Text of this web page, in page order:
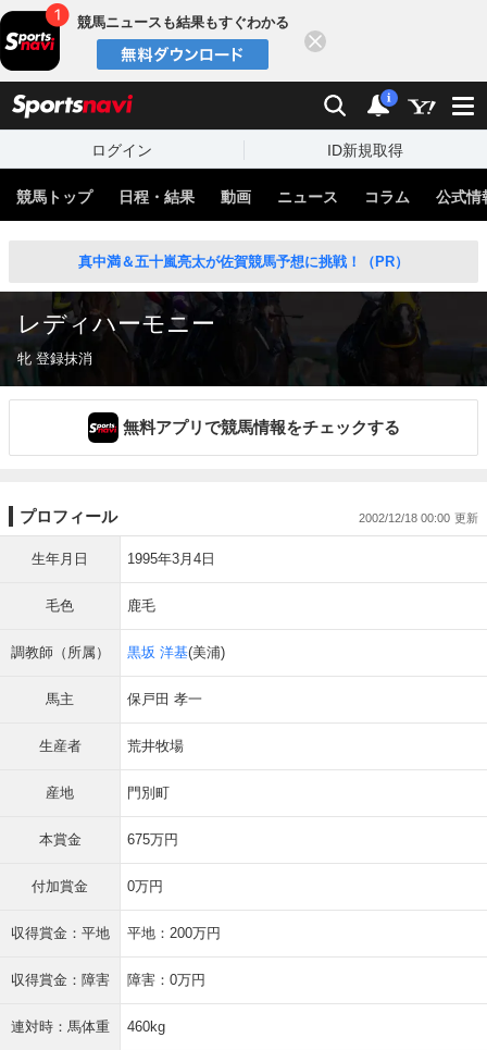
競馬ニュースも結果もすぐわかる
検索 通知
i
ログイン ID新規取得
競馬トップ 日程・結果 動画 ニュース コラム 公式情
真中満＆五十嵐亮太が佐賀競馬予想に挑戦！（PR）
レディハーモニー
牝 登録抹消
無料アプリで競馬情報をチェックする
プロフィール 2002/12/18 00:00
生年月日 1995年3月4日
毛色 鹿毛
調教師（所属） 黒坂 洋基(美浦)
馬主 保戸田 孝一
生産者 荒井牧場
産地 門別町
本賞金 675万円
付加賞金 0万円
収得賞金：平地 平地：200万円
収得賞金：障害 障害：0万円
連対時：馬体重 460kg